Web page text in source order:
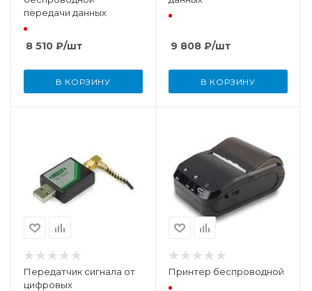
передачи данных
8 510 ₽/шт
В КОРЗИНУ
9 808 ₽/шт
В КОРЗИНУ
Передатчик сигнала от
цифровых
Принтер беспроводной